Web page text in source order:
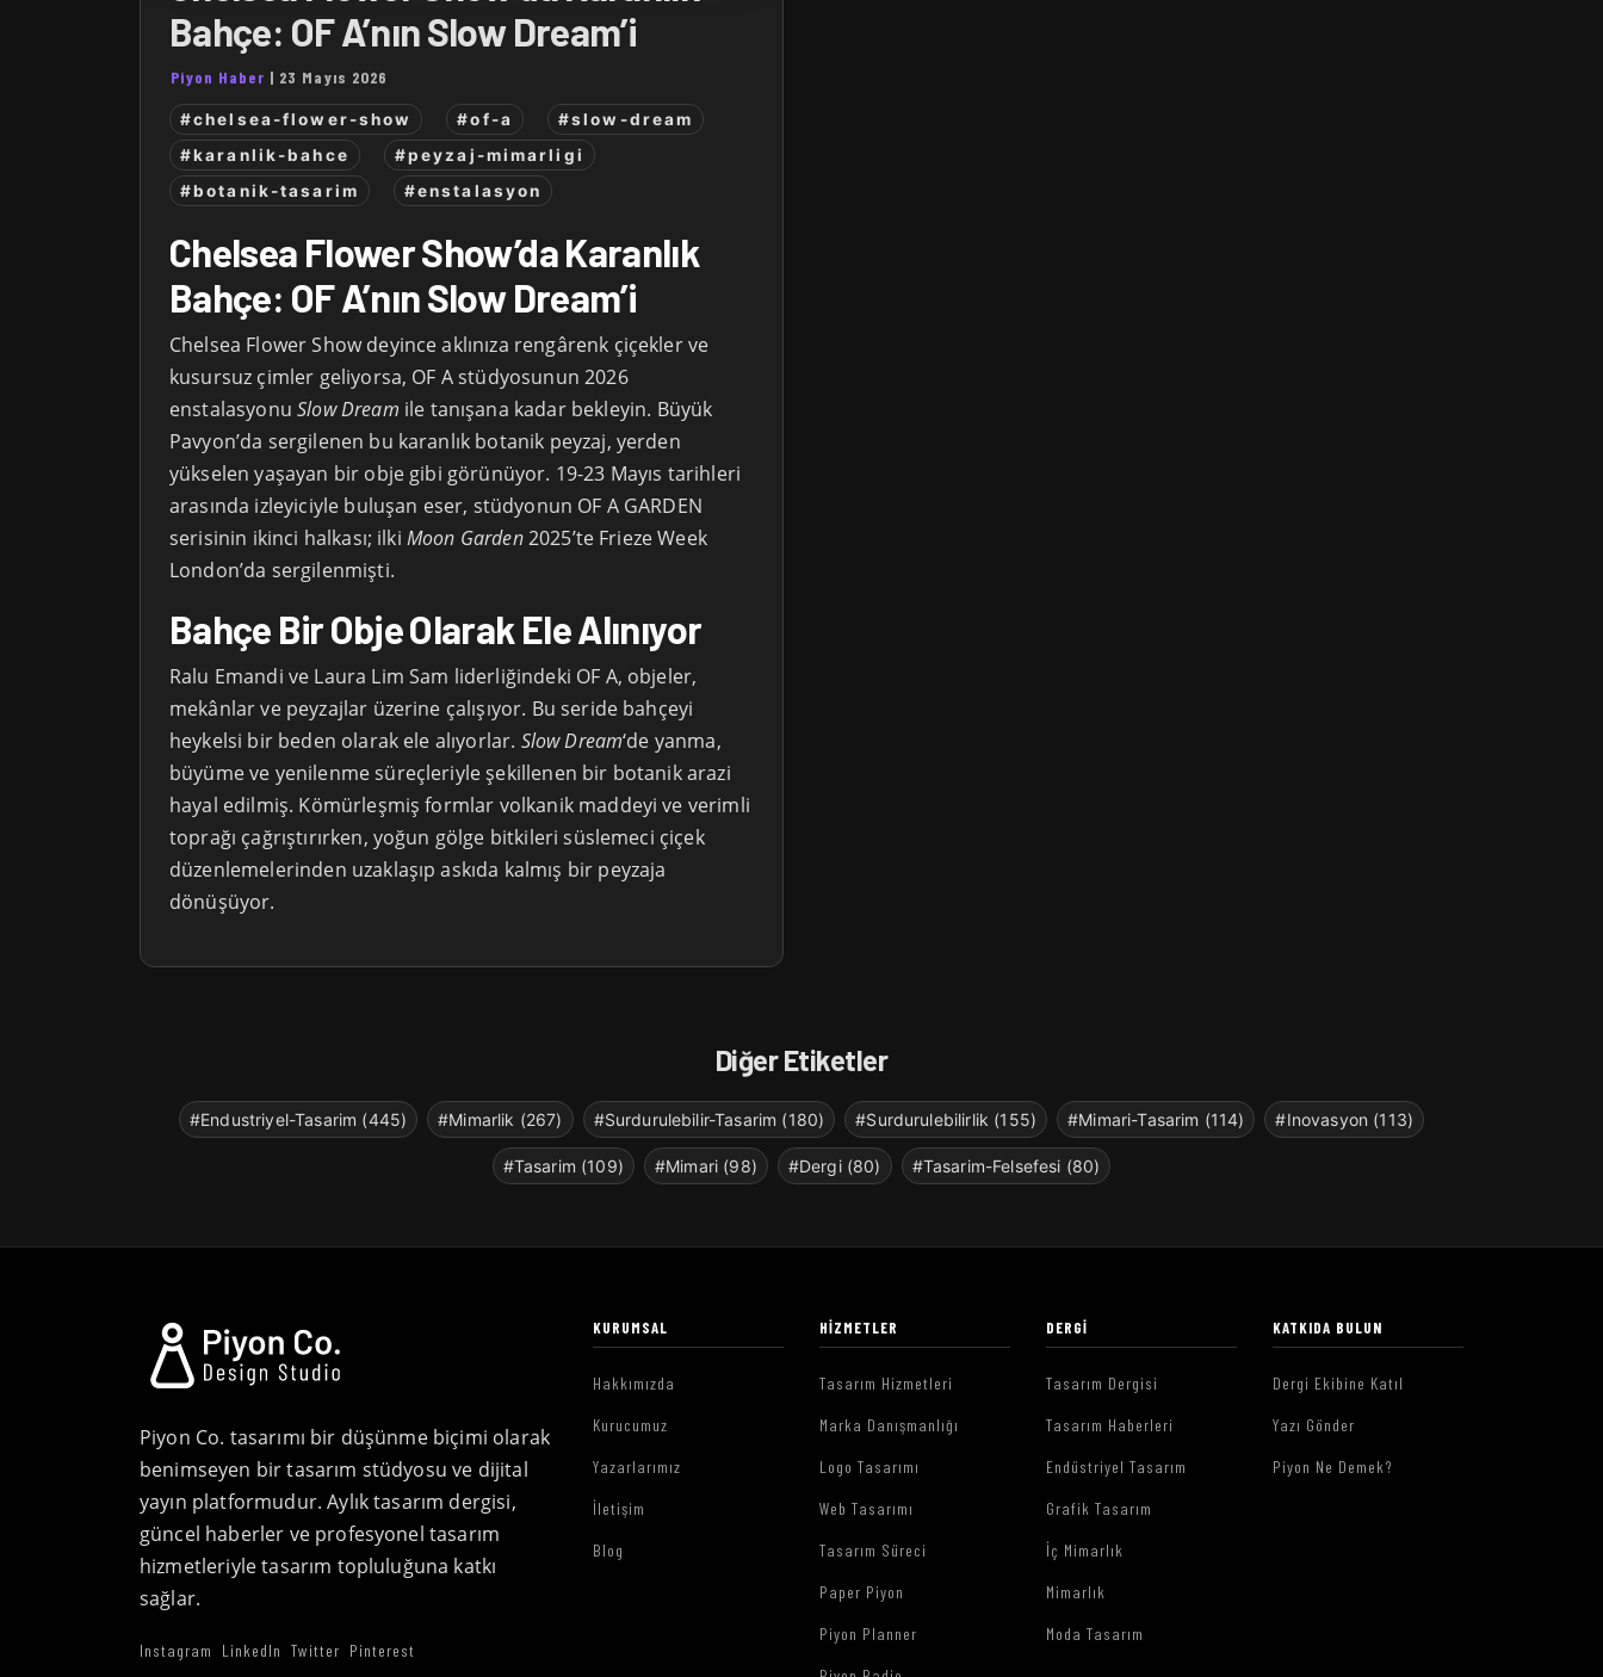
Bahçe: OF A’nın Slow Dream’i
Piyon Haber | 23 Mayıs 2026
#chelsea-flower-show #of-a
#slow-dream
#karanlik-bahce
#peyzaj-mimarligi
#botanik-tasarim
#enstalasyon
Chelsea Flower Show’da Karanlık
Bahçe: OF A’nın Slow Dream’i
Chelsea Flower Show deyince aklınıza rengârenk çiçekler ve
kusursuz çimler geliyorsa, OF A stüdyosunun 2026
enstalasyonuSlow Dream ile tanışana kadar bekleyin. Büyük
Pavyon’da sergilenen bu karanlık botanik peyzaj, yerden
yükselen yaşayan bir obje gibi görünüyor. 19-23 Mayıs tarihleri
arasında izleyiciyle buluşan eser, stüdyonun OF A GARDEN
serisinin ikinci halkası; ilki Moon Garden2025’te Frieze Week
London’da sergilenmişti.
Bahçe Bir Obje Olarak Ele Alınıyor
Ralu Emandi ve Laura Lim Sam liderliğindeki OF A, objeler,
mekânlar ve peyzajlar üzerine çalışıyor. Bu seride bahçeyi
heykelsi bir beden olarak ele alıyorlar. Slow Dream‘de yanma,
büyüme ve yenilenme süreçleriyle şekillenen bir botanik arazi
hayal edilmiş. Kömürleşmiş formlar volkanik maddeyi ve verimli
toprağı çağrıştırırken, yoğun gölge bitkileri süslemeci çiçek
düzenlemelerinden uzaklaşıp askıda kalmış bir peyzaja
dönüşüyor.
Diğer Etiketler
#Endustriyel-Tasarim (445) #Mimarlik (267) #Surdurulebilir-Tasarim (180) #Surdurulebilirlik (155) #Mimari-Tasarim (114) #Inovasyon (113)
#Tasarim (109) #Mimari (98) #Dergi (80) #Tasarim-Felsefesi (80)
Piyon Co. tasarımı bir düşünme biçimi olarak
benimseyen bir tasarım stüdyosu ve dijital
yayın platformudur. Aylık tasarım dergisi,
güncel haberler ve profesyonel tasarım
hizmetleriyle tasarım topluluğuna katkı
sağlar.
Instagram LinkedIn Twitter Pinterest
KURUMSAL
Hakkımızda
Kurucumuz
Yazarlarımız
İletişim
Blog
HIZMETLER
Tasarım Hizmetleri
Marka Danışmanlığı
Logo Tasarımı
Web Tasarımı
Tasarım Süreci
Paper Piyon
Piyon Planner
DERGI
Tasarım Dergisi
Tasarım Haberleri
Endüstriyel Tasarım
Grafik Tasarım
İç Mimarlık
Mimarlık
Moda Tasarım
KATKIDA BULUN
Dergi Ekibine Katıl
Yazı Gönder
Piyon Ne Demek?